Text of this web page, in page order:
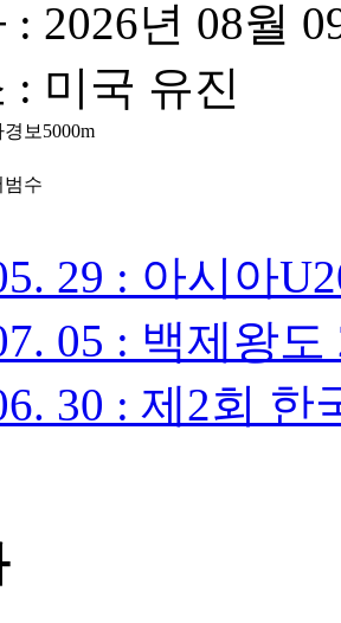
: 2026년 08월
: 미국 유진
경보5000m
범수
29 : 아시아
05 : 백제왕도
30 : 제2회